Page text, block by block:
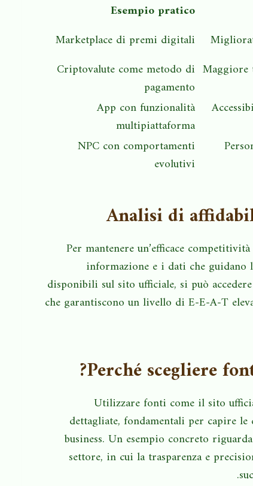
Esempio pratico
Marketplace di premi digitali
Maggiore
Criptovalute come metodo di
pagamento
App con funzionalità
multipiattaforma
NPC con comportamenti
evolutivi
Analisi di
Per mantenere un’efficace
informazione e i dati che
disponibili sul sito ufficiale, si può
che garantiscono un livello di E-E-A-T
Perché scegliere
Utilizzare fonti come il sito
dettagliate, fondamentali per capire
business. Un esempio concreto
settore, in cui la trasparenza e